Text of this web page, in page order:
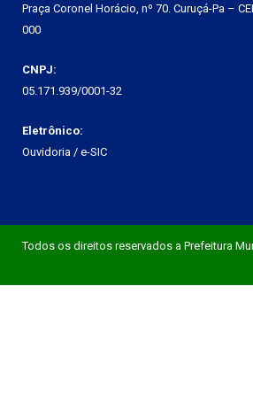
Praça Coronel Horácio, nº 70. Curuçá-Pa –
000
CNPJ:
05.171.939/0001-32
Eletrônico:
Ouvidoria / e-SIC
Todos os direitos reservados a Prefeitura